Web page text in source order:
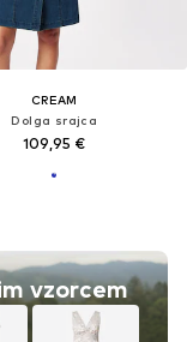
vzorcem
CREAM
Dolga srajca
109,95 €